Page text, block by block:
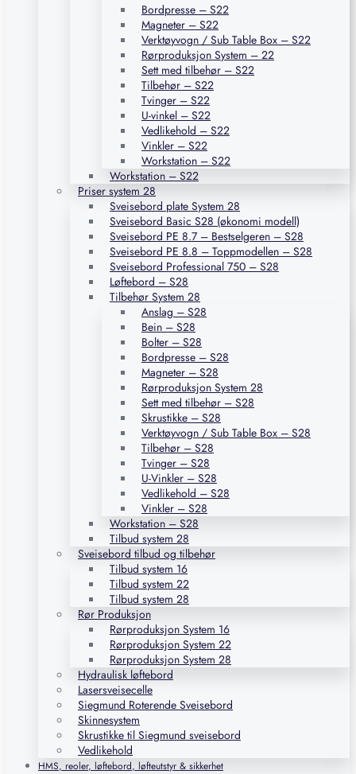
Bordpresse – S22
Magneter – S22
Verktøyvogn / Sub Table Box – S22
Rørproduksjon System – 22
Sett med tilbehør – S22
Tilbehør – S22
Tvinger – S22
U-vinkel – S22
Vedlikehold – S22
Vinkler – S22
Workstation – S22
Workstation – S22
Priser system 28
Sveisebord plate System 28
Sveisebord Basic S28 (økonomi modell)
Sveisebord PE 8.7 – Bestselgeren – S28
Sveisebord PE 8.8 – Toppmodellen – S28
Sveisebord Professional 750 – S28
Løftebord – S28
Tilbehør System 28
Anslag – S28
Bein – S28
Bolter – S28
Bordpresse – S28
Magneter – S28
Rørproduksjon System 28
Sett med tilbehør – S28
Skrustikke – S28
Verktøyvogn / Sub Table Box – S28
Tilbehør – S28
Tvinger – S28
U-Vinkler – S28
Vedlikehold – S28
Vinkler – S28
Workstation – S28
Tilbud system 28
Sveisebord tilbud og tilbehør
Tilbud system 16
Tilbud system 22
Tilbud system 28
Rør Produksjon
Rørproduksjon System 16
Rørproduksjon System 22
Rørproduksjon System 28
Hydraulisk løftebord
Lasersveisecelle
Siegmund Roterende Sveisebord
Skinnesystem
Skrustikke til Siegmund sveisebord
Vedlikehold
HMS, reoler, løftebord, løfteutstyr & sikkerhet